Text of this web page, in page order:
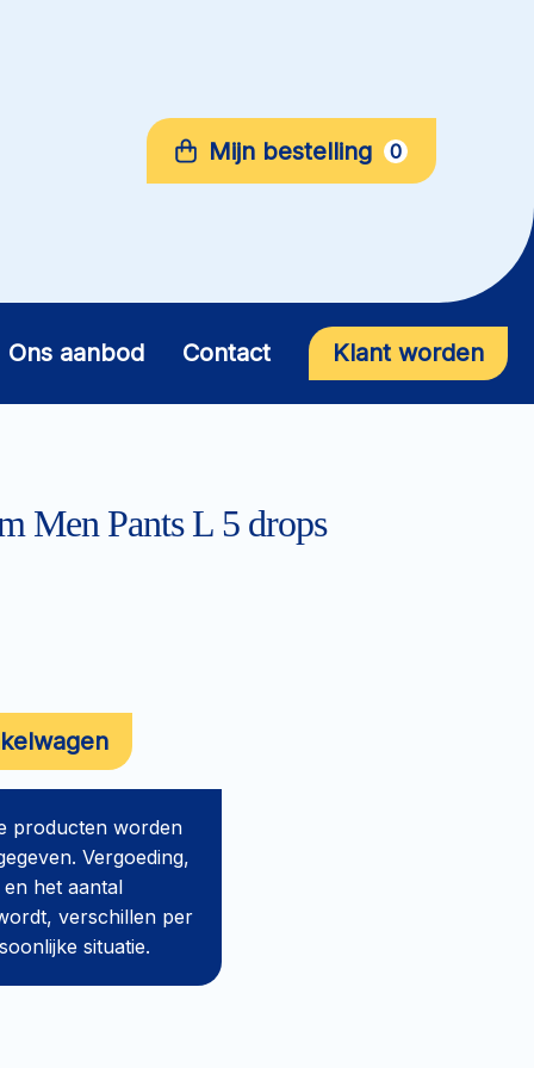
Mijn bestelling 0
Ons aanbod Contact Klant worden
Men Pants L 5 drops
producten worden
Vergoeding,
het aantal
verschillen per
situatie.